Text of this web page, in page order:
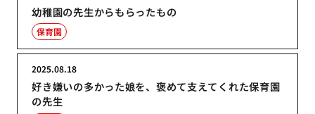
幼稚園の先生からもらったもの
保育園
好き嫌いの多かった娘を、褒めて支えてくれた保育園
の先生
2025.08.18